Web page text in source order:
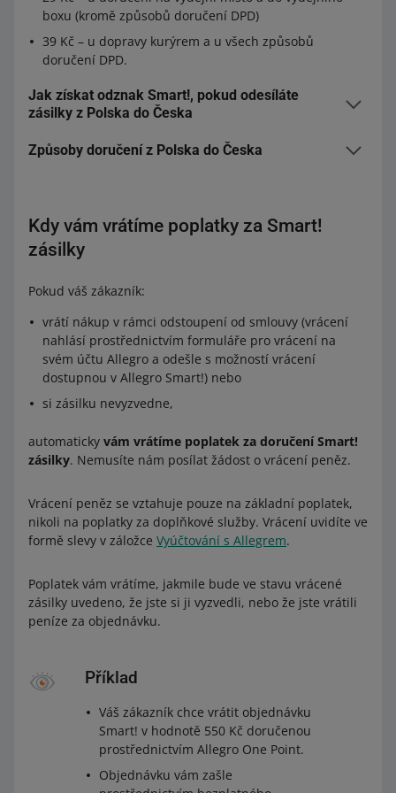
boxu (kromě způsobů doručení DPD)
39 Kč – u dopravy kurýrem a u všech způsobů
doručení DPD.
Jak získat odznak Smart!, pokud odesíláte
zásilky z Polska do Česka
pokud:
Neutrálníneboje na všech vašich účtech úroveň
ve svých nabídkách poskytujete tyto způsoby doručení:
Allegro International Česko Kurýr
Allegro International Česko Výdejní
místo
Výdejní box.
poskytnutých způsobů doručení musí mít
aktivované doručení na dobírku.
adresu pro vrácení
v záložceNastavení dopravy
u způsobů, které
poskytujete,
Kdy nemusíte splnit všechny podmínky
Pokud prodáváte produkty, které nelze vložit do
výdejního boxu nebo předat na výdejní místo – například
takovými produkty a neposkytujete u nich způsoby
Způsoby doručení z Polska do Česka
uvedeným způsobům doručení budou vaše
nabídky Smart!
Allegro Odeslání z Polska do Česka – Výdejní místo
Packeta (+ platba na dobírku)
Allegro Odeslání z Polska do Česka – Výdejní boxy
Packeta (+ platba na dobírku)
Allegro International Česko Výdejní místo (+ platba na
dobírku)
dobírku).
způsobů doručení z Polska
Zásilky účtujeme stejně jako
Způsoby doručení z Polska do Česka
Cena závisí na celkové hodnotě objednávky.
Kdy vám vrátíme poplatky za Smart!
zásilky
Pokud váš zákazník:
vrátí nákup v rámci odstoupení od smlouvy (vrácení
nahlásí prostřednictvím formuláře pro vrácení na
svém účtu Allegro a odešle s možností vrácení
dostupnou v Allegro Smart!) nebo
si zásilku nevyzvedne,
automaticky vám vrátíme poplatek za doručení Smart!
zásilky. Nemusíte nám posílat žádost o vrácení peněz.
Vrácení peněz se vztahuje pouze na základní poplatek,
nikoli na poplatky za doplňkové služby. Vrácení uvidíte ve
formě slevy v záložce Vyúčtování s Allegrem.
Poplatek vám vrátíme, jakmile bude ve stavu vrácené
zásilky uvedeno, že jste si ji vyzvedli, nebo že jste vrátili
peníze za objednávku.
Příklad
Váš zákazník chce vrátit objednávku
Smart! v hodnotě 550 Kč doručenou
prostřednictvím Allegro One Point.
Objednávku vám zašle